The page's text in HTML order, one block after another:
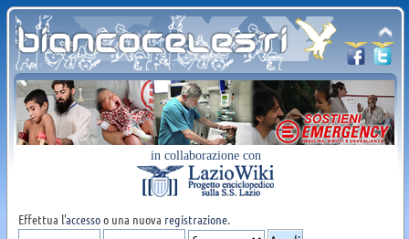
in collaborazione con
Effettua l'accessoo una nuova registrazione.